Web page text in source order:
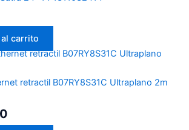
carrito
retractil B07RY8S31C Ultraplano 2m